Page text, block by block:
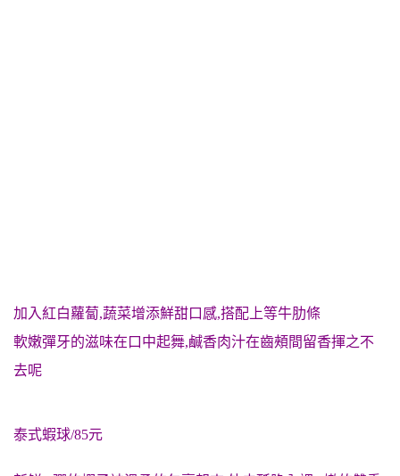
加入紅白蘿蔔,蔬菜增添鮮甜口感,搭配上等牛肋條
軟嫩彈牙的滋味在口中起舞,鹹香肉汁在齒頰間留香揮之不
去呢
泰式蝦球/85元